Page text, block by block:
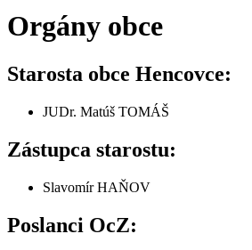
Orgány obce
Starosta obce Hencovce:
JUDr. Matúš TOMÁŠ
Zástupca starostu:
Slavomír HAŇOV
Poslanci OcZ: